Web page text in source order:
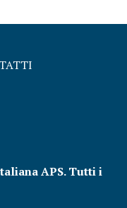
APS. Tutti i